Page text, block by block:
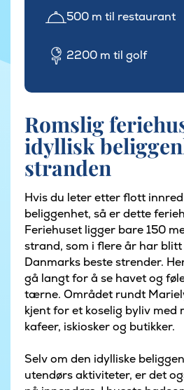
500 m til restaurant
2200 m til golf
Romslig
idyllisk
stranden
Hvis du leter etter flott
beliggenhet, så er dette
Feriehuset ligger bare 150
strand, som i flere år har
Danmarks beste strender.
gå langt for å se havet og
tærne. Området rundt
kjent for et koselig byliv med
kafeer, iskiosker og butikker.
Selv om den idylliske
utendørs aktiviteter, er det